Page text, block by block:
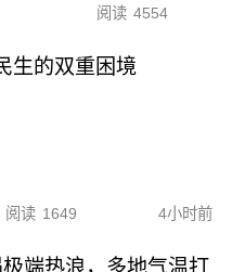
阅读 4554
生的双重困境
阅读 1649 4小时前